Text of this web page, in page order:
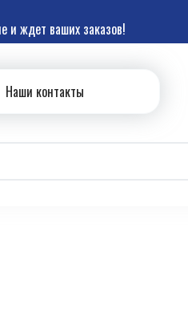
и ждет ваших заказов!
Наши контакты